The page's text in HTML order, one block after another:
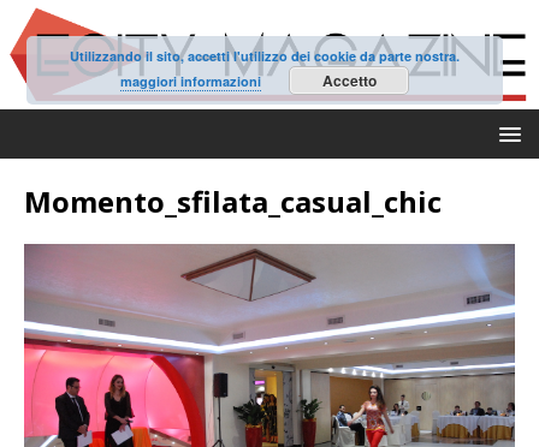
Momento_sfilata_casual_chic
Utilizzando il sito, accetti l'utilizzo dei cookie da parte nostra.
maggiori informazioni
Accetto